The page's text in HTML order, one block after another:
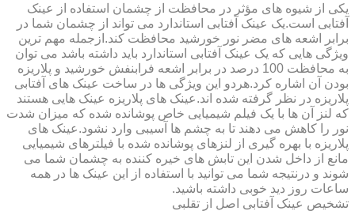
یکی از شیوه های مؤثر در محافظت از چشمان استفاده از عینک
آفتابی است.یک عینک آفتابی استاندارد می تواند از چشمان شما در
برابر اشعه های مضر نور خورشید محافظت کند.ازجمله مهم ترین
ویژگی هایی که یک عینک آفتابی استاندارد باید داشته باشد می توان
به محافظت 100 درصد در برابر اشعه فرابنفش خورشید و پلاریزه
بودن آن اشاره کرد.هردو این ویژگی ها در ساخت عینک های آفتابی
پلاریزه در نظر گرفته شده اند.عینک های پلاریزه عینک هایی هستند
که لنز آن ها با یک فیلم شیمیایی خاص پوشانده شده که میزان شدت
نور را کاهش می دهند تا به چشم ها آسیبی وارد نشود.عینک های
پلاریزه با بهره گیری از لنزهای پوشانده شده با فیلترهای شیمیایی
مانع از داخل شدن این تابش های خیره کننده به چشمان شما می
شوند و درنتیجه شما می توانید با استفاده از این عینک ها در همه
ساعات روز دید خوبی داشته باشید.
تشخیص عینک آفتابی اصل از تقلبی